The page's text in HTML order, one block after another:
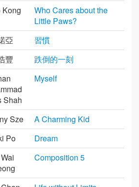
Kong
Who Cares about the
Little Paws?
亞
習慣
豐
跌倒的一刻
Shah
Myself
Sze
A Charming Kid
Po
Dream
Composition 5